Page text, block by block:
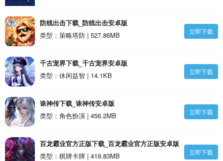
防线出击下载_防线出击安卓版
类型：策略塔防 | 527.86MB
立即下载
千古宠界下载_千古宠界安卓版
类型：休闲益智 | 14.1KB
立即下载
诛神传下载_诛神传安卓版
类型：角色扮演 | 456.2MB
立即下载
百龙霸业官方正版下载_百龙霸业官方正版安卓版
类型：棋牌卡牌 | 419.83MB
立即下载